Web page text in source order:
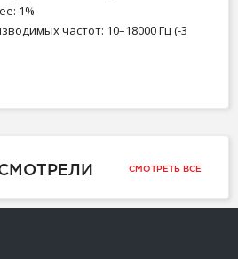
1%
частот: 10–18000 Гц (-3
СМОТРЕТЬ ВСЕ